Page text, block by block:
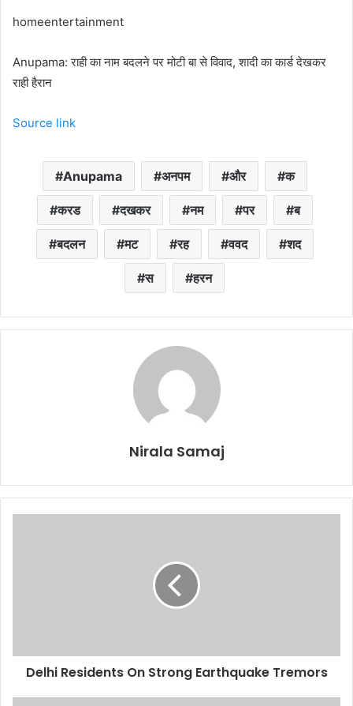
homeentertainment
Anupama: राही का नाम बदलने पर मोटी बा से विवाद, शादी का कार्ड देखकर
राही हैरान
Source link
Anupama अनपम और क
करड दखकर नम पर ब
बदलन मट रह ववद शद
स हरन
Nirala Samaj
Delhi Residents On Strong Earthquake Tremors